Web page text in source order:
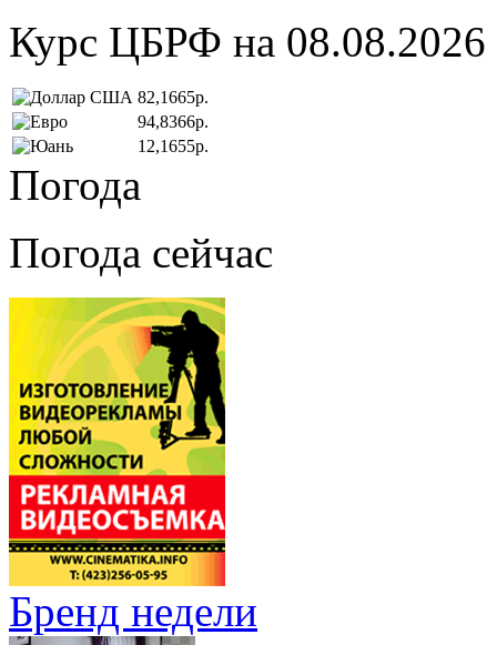
Курс ЦБРФ на 08.08.2026
82,1665р.
94,8366р.
12,1655р.
Погода
Погода сейчас
Бренд недели